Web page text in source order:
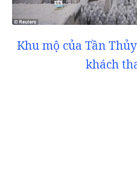
Khu mộ của Tần
khách